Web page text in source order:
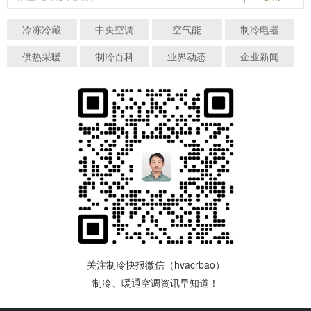
冷冻冷藏 中央空调 空气能
制冷电器
供热采暖
制冷百科 业界动态 企业新闻
关注制冷快报微信（hvacrbao）
制冷、暖通空调资讯早知道！